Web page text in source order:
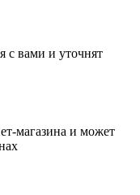
с вами и уточнят
магазина и может